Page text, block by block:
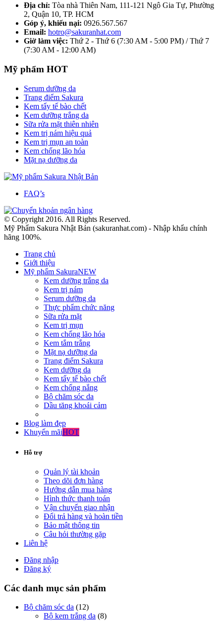
Địa chỉ: Tòa nhà Thiên Nam, 111-121 Ngô Gia Tự, Phường
2, Quận 10, TP. HCM
Góp ý, khiếu nại: 0926.567.567
Email: hotro@sakuranhat.com
Giờ làm việc: Thứ 2 - Thứ 6 (7:30 AM - 5:00 PM) / Thứ 7
(7:30 AM - 12:00 AM)
Mỹ phẩm HOT
Serum dưỡng da
Trang điểm Sakura
Kem tẩy tế bào chết
Kem dưỡng trắng da
Sữa rửa mặt thiên nhiên
Kem trị nám hiệu quả
Kem trị mụn an toàn
Kem chống lão hóa
Mặt nạ dưỡng da
FAQ’s
© Copyright 2016. All Rights Reserved.
Mỹ Phẩm Sakura Nhật Bản (sakuranhat.com) - Nhập khẩu chính
hãng 100%.
Trang chủ
Giới thiệu
Mỹ phẩm SakuraNEW
Kem dưỡng trắng da
Kem trị nám
Serum dưỡng da
Thực phẩm chức năng
Sữa rửa mặt
Kem trị mụn
Kem chống lão hóa
Kem tắm trắng
Mặt nạ dưỡng da
Trang điểm Sakura
Kem dưỡng da
Kem tẩy tế bào chết
Kem chống nắng
Bộ chăm sóc da
Dầu tăng khoái cảm
Blog làm đẹp
Khuyến mãiHOT
Hỗ trợ
Quản lý tài khoản
Theo dõi đơn hàng
Hướng dẫn mua hàng
Hình thức thanh toán
Vận chuyển giao nhận
Đổi trả hàng và hoàn tiền
Bảo mật thông tin
Câu hỏi thường gặp
Liên hệ
Đăng nhập
Đăng ký
Các danh mục sản phẩm
Bộ chăm sóc da (12)
Bộ kem trắng da (8)